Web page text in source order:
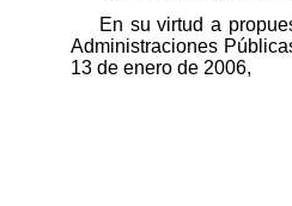
En su virtud a
Administraciones
13 de enero de 2006,